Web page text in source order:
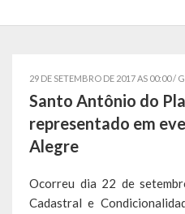
Administração
Administrações Anteriores
Estrutura e Competências
29 DE SETEMBRO DE 2017 AS 00:00 /
Santo Antônio do
representado em
Alegre
Ocorreu dia 22 de
Cadastral e